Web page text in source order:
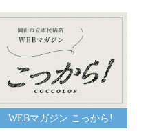
WEBマガジン こっから!